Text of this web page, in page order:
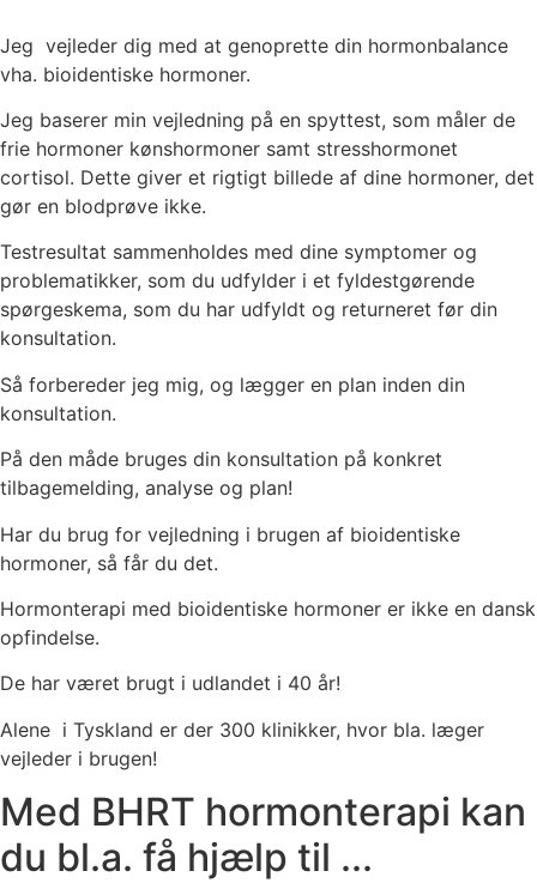
Jeg vejleder dig med at genoprette din hormonbalance
vha. bioidentiske hormoner.
Jeg baserer min vejledning på en spyttest, som måler de
frie hormoner kønshormoner samt stresshormonet
cortisol. Dette giver et rigtigt billede af dine hormoner, det
gør en blodprøve ikke.
Testresultat sammenholdes med dine symptomer og
problematikker, som du udfylder i et fyldestgørende
spørgeskema, som du har udfyldt og returneret før din
konsultation.
Så forbereder jeg mig, og lægger en plan inden din
konsultation.
På den måde bruges din konsultation på konkret
tilbagemelding, analyse og plan!
Har du brug for vejledning i brugen af bioidentiske
hormoner, så får du det.
Hormonterapi med bioidentiske hormoner er ikke en dansk
opfindelse.
De har været brugt i udlandet i 40 år!
Alene i Tyskland er der 300 klinikker, hvor bla. læger
vejleder i brugen!
Med BHRT hormonterapi kan
du bl.a. få hjælp til ...